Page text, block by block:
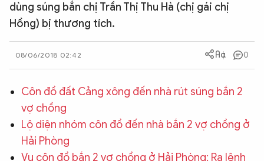
PHÁP LUẬT
CÔNG NGHỆ
QUỐC TẾ
VĂN HÓA - THỂ THAO
dùng súng bắn chị Trần Thị Thu Hà (chị gái chị
Hồng) bị thương tích.
08/06/2018 02:42 0
Côn đồ đất Cảng xông đến nhà rút súng bắn 2
vợ chồng
Lộ diện nhóm côn đồ đến nhà bắn 2 vợ chồng ở
Hải Phòng
Vụ côn đồ bắn 2 vợ chồng ở Hải Phòng: Ra lệnh